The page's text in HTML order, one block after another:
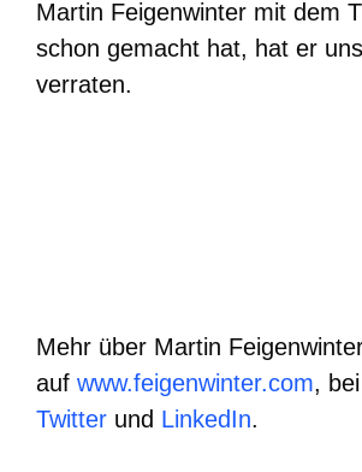
Martin Feigenwinter mit dem
schon gemacht hat, hat er
verraten.
Mehr über Martin
auf www.feigenwinter.com, bei
Twitter und LinkedIn.